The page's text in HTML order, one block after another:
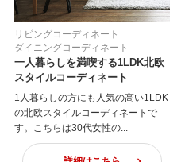
リビングコーディネート
ダイニングコーディネート
一人暮らしを満喫する1LDK北欧
スタイルコーディネート
1人暮らしの方にも人気の高い1LDK
の北欧スタイルコーディネートで
す。こちらは30代女性の...